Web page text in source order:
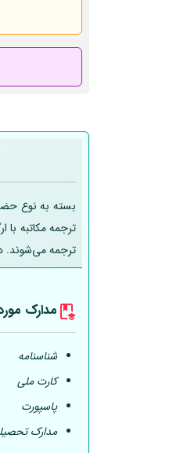
بسته به نوع
ترجمه مکاتبه
ترجمه می‌شوند.
مدارک
شناسنامه
کارت ملی
پاسپورت
مدارک